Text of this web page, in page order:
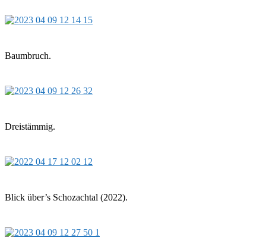
Baumbruch.
Dreistämmig.
Blick über’s Schozachtal (2022).